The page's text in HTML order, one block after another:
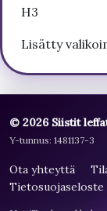
H3
Lisätty
© 2026 Siistit
Y-tunnus: 1481137-3
Ota yhteyttä
Tietosuojaseloste